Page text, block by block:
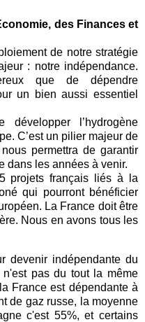
des Finances et
de notre stratégie
: notre indépendance.
que de dépendre
un bien aussi essentiel
l’hydrogène
C’est un pilier majeur de
permettra de garantir
dans les années à venir.
projets français liés à la
qui pourront bénéficier
La France doit être
Nous en avons tous les
devenir indépendante du
pas du tout la même
France est dépendante à
de gaz russe, la moyenne
c'est 55%, et certains